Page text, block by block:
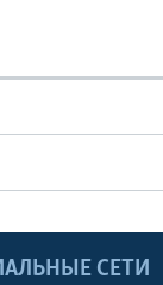
СЕТИ